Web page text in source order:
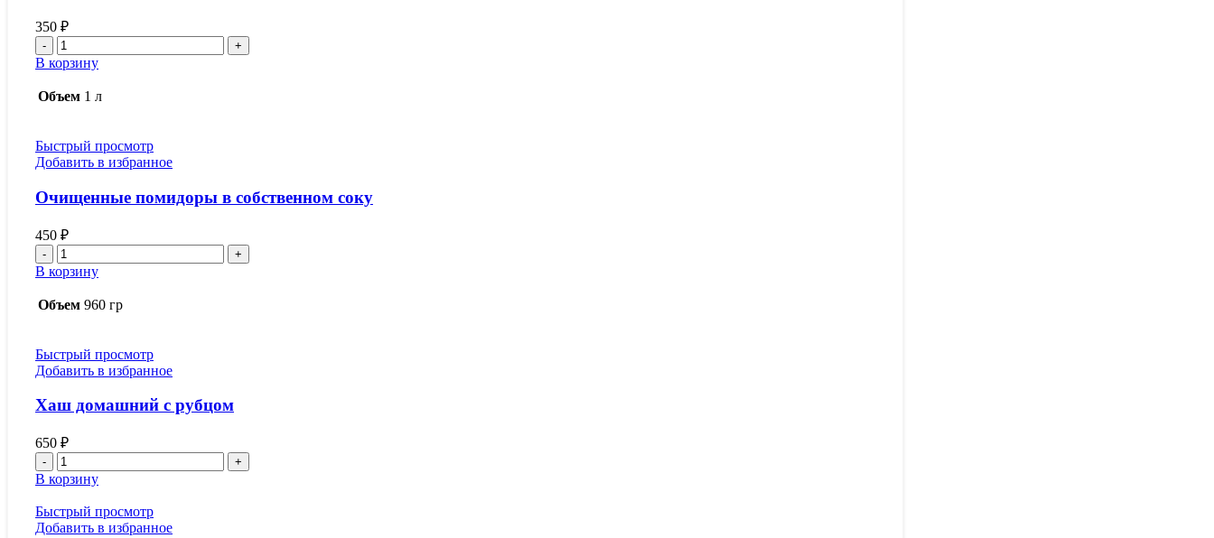
350 ₽
Количество
товара
Компот
из
В корзину
Объем 1 л
Быстрый просмотр
Добавить в избранное
Очищенные помидоры в собственном соку
450 ₽
Количество
товара
Очищенные
помидоры
соку
В корзину
Объем 960 гр
Быстрый просмотр
Добавить в избранное
Хаш домашний с рубцом
650 ₽
Количество
товара
Хаш
домашний
с
В корзину
Быстрый просмотр
Добавить в избранное